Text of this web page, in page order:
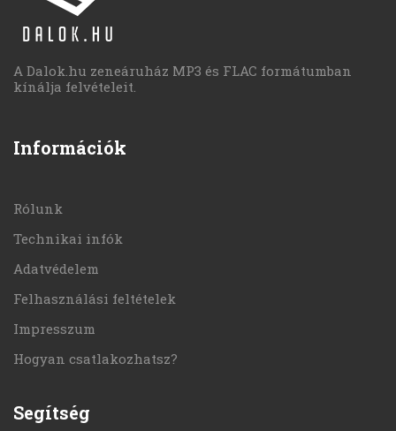
A Dalok.hu zeneáruház MP3 és FLAC formátumban
kínálja felvételeit.
Információk
Rólunk
Technikai infók
Adatvédelem
Felhasználási feltételek
Impresszum
Hogyan csatlakozhatsz?
Segítség